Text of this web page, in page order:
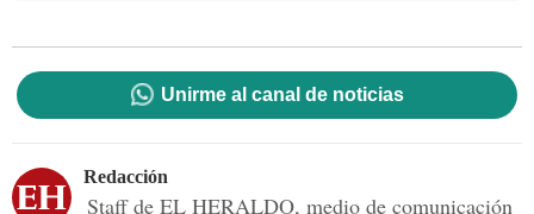
Unirme al canal de noticias
Redacción
Staff de EL HERALDO, medio de comunicación